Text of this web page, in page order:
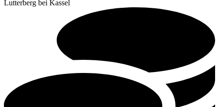
Lutterberg bei Kassel